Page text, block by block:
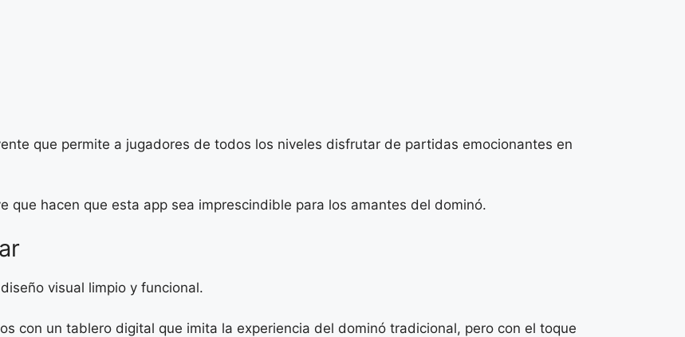
que permite a jugadores de todos los niveles disfrutar de partidas emocionantes en
que hacen que esta app sea imprescindible para los amantes del dominó.
visual limpio y funcional.
con un tablero digital que imita la experiencia del dominó tradicional, pero con el toque